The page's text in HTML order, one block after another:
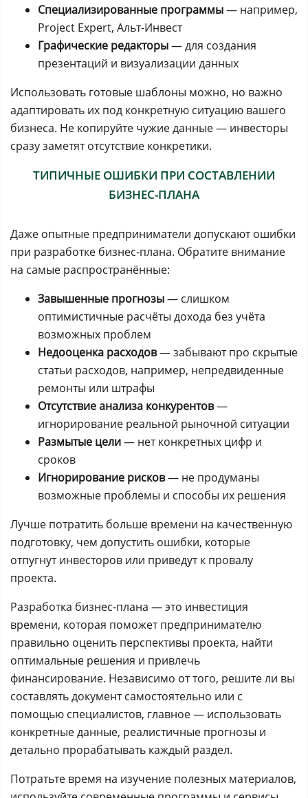
Специализированные программы— например,
Project Expert, Альт-Инвест
Графические редакторы— для создания
презентаций и визуализации данных
Использовать готовые шаблоны можно, но важно
адаптировать их под конкретную ситуацию вашего
бизнеса. Не копируйте чужие данные — инвесторы
сразу заметят отсутствие конкретики.
ТИПИЧНЫЕ ОШИБКИ ПРИ СОСТАВЛЕНИИ
БИЗНЕС-ПЛАНА
Даже опытные предприниматели допускают ошибки
при разработке бизнес-плана. Обратите внимание
на самые распространённые:
Завышенные прогнозы— слишком
оптимистичные расчёты дохода без учёта
возможных проблем
Недооценка расходов— забывают про скрытые
статьи расходов, например, непредвиденные
ремонты или штрафы
Отсутствие анализа конкурентов—
игнорирование реальной рыночной ситуации
Размытые цели— нет конкретных цифр и
сроков
Игнорирование рисков— не продуманы
возможные проблемы и способы их решения
Лучше потратить больше времени на качественную
подготовку, чем допустить ошибки, которые
отпугнут инвесторов или приведут к провалу
проекта.
Разработка бизнес-плана — это инвестиция
времени, которая поможет предпринимателю
правильно оценить перспективы проекта, найти
оптимальные решения и привлечь
финансирование. Независимо от того, решите ли вы
составлять документ самостоятельно или с
помощью специалистов, главное — использовать
конкретные данные, реалистичные прогнозы и
детально прорабатывать каждый раздел.
Потратьте время на изучение полезных материалов,